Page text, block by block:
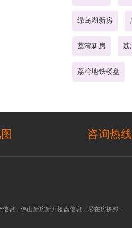
绿岛湖新房
荔湾新房 荔
荔湾地铁楼盘
咨询热
息，佛山新房新开楼盘信息，尽在房拼邦.